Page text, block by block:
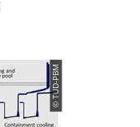
© TUD-PBM